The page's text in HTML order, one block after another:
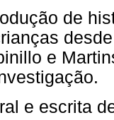
de
e
e escrita